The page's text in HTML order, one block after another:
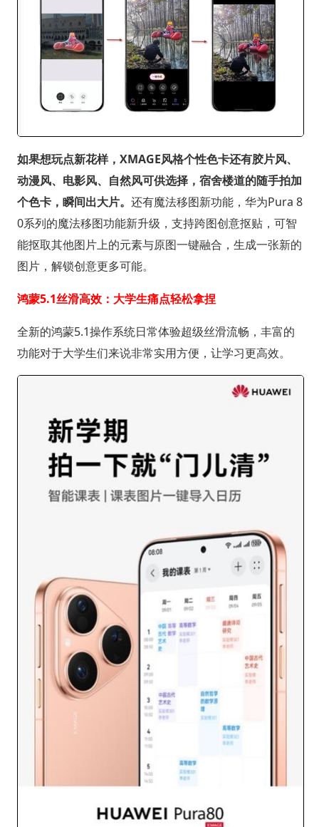
如果想玩点新花样，XMAGE风格个性色卡还有胶片风、
动漫风、电影风、自然风可供选择，宿舍楼道的随手拍加
个色卡，瞬间出大片。 还有魔法移图新功能，华为Pura 8
0系列的魔法移图功能新升级，支持跨图创意抠贴，可智
能抠取其他图片上的元素与原图一键融合，生成一张新的
图片，解锁创意更多可能。
鸿蒙5.1丝滑高效：大学生痛点轻松拿捏
全新的鸿蒙5.1操作系统日常体验超级丝滑流畅，丰富的
功能对于大学生们来说非常实用方便，让学习更高效。